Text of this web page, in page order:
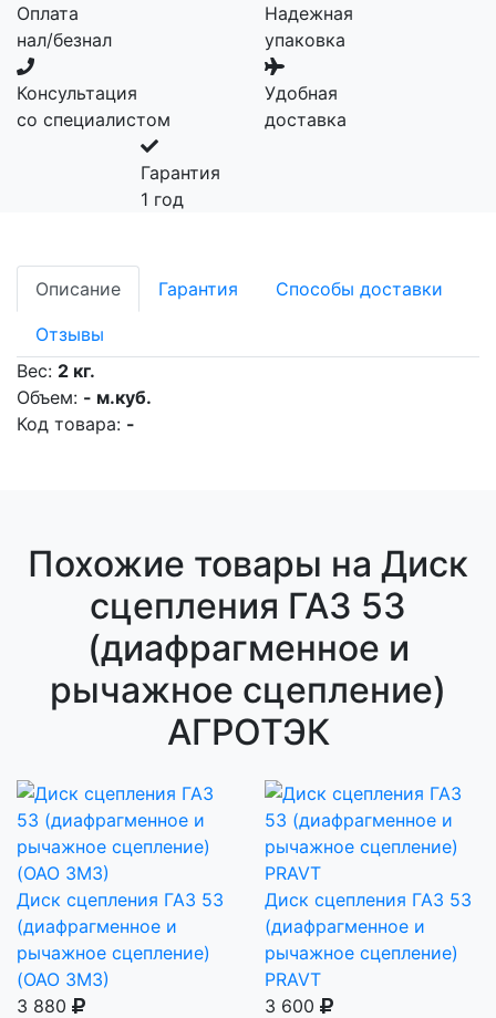
Оплата
нал/безнал
Надежная
упаковка
Консультация
со специалистом
Удобная
доставка
Гарантия
1 год
Описание Гарантия Способы доставки
Отзывы
Вес: 2 кг.
Объем: - м.куб.
Код товара: -
Похожие товары на Диск
сцепления ГАЗ 53
(диафрагменное и
рычажное сцепление)
АГРОТЭК
Диск сцепления ГАЗ 53
(диафрагменное и
рычажное сцепление)
(ОАО ЗМЗ)
3 880
Диск сцепления ГАЗ 53
(диафрагменное и
рычажное сцепление)
PRAVT
3 600